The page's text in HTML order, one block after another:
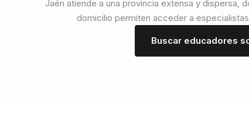
Jaén atiende a una provincia extensa y dispersa,
domicilio permiten acceder a
Buscar educadores